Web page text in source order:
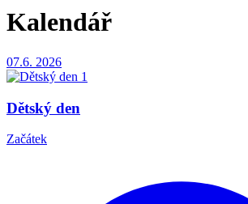
Kalendář
07.6. 2026
Dětský den
Začátek